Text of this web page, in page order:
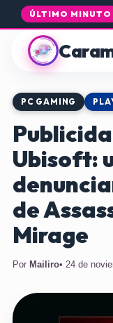
ÚLTIMO MINUTO
de Rogue Core a PS5
PC GAMING
Ubisoft:
de
Mirage
Por Mailiro• 24 de